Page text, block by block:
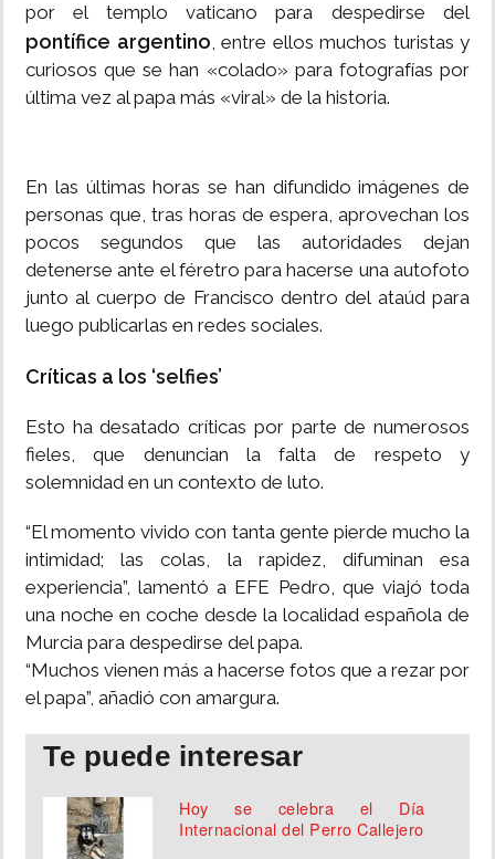
por el templo vaticano para despedirse del
pontífice argentino, entre ellos muchos turistas y
curiosos que se han «colado» para fotografías por
última vez al papa más «viral» de la historia.
En las últimas horas se han difundido imágenes de
personas que, tras horas de espera, aprovechan los
pocos segundos que las autoridades dejan
detenerse ante el féretro para hacerse una autofoto
junto al cuerpo de Francisco dentro del ataúd para
luego publicarlas en redes sociales.
Críticas a los ‘selfies’
Esto ha desatado críticas por parte de numerosos
fieles, que denuncian la falta de respeto y
solemnidad en un contexto de luto.
“El momento vivido con tanta gente pierde mucho la
intimidad; las colas, la rapidez, difuminan esa
experiencia”, lamentó a EFE Pedro, que viajó toda
una noche en coche desde la localidad española de
Murcia para despedirse del papa.
“Muchos vienen más a hacerse fotos que a rezar por
el papa”, añadió con amargura.
Te puede interesar
Hoy se celebra el Día
Internacional del Perro Callejero